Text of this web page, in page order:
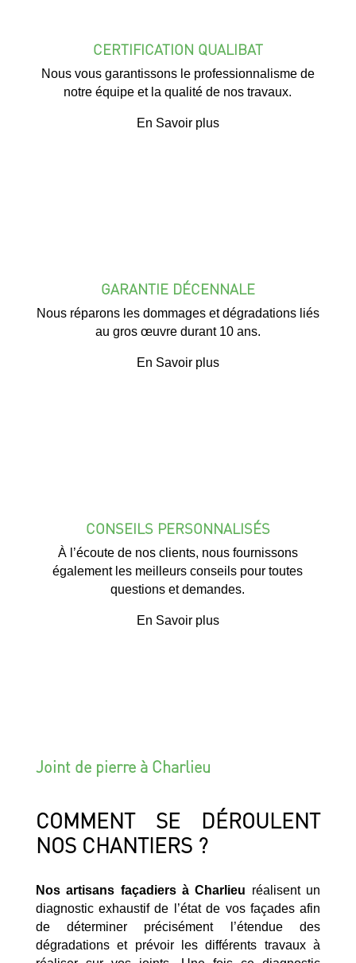
CERTIFICATION QUALIBAT
Nous vous garantissons le professionnalisme de
notre équipe et la qualité de nos travaux.
En Savoir plus
GARANTIE DÉCENNALE
Nous réparons les dommages et dégradations liés
au gros œuvre durant 10 ans.
En Savoir plus
CONSEILS PERSONNALISÉS
À l’écoute de nos clients, nous fournissons
également les meilleurs conseils pour toutes
questions et demandes.
En Savoir plus
Joint de pierre à Charlieu
COMMENT SE DÉROULENT
NOS CHANTIERS ?
Nos artisans façadiers à Charlieu réalisent un
diagnostic exhaustif de l’état de vos façades afin
de déterminer précisément l’étendue des
dégradations et prévoir les différents travaux à